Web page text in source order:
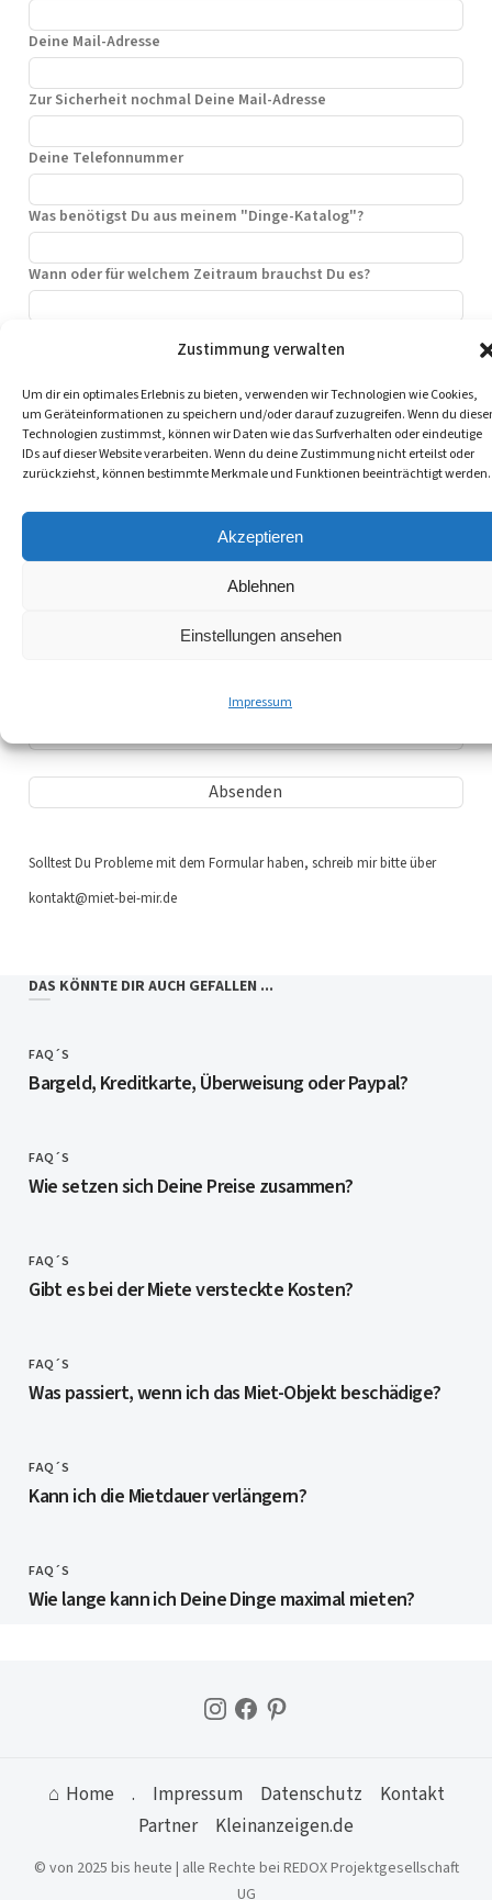
Zustimmung verwalten
Um dir ein optimales Erlebnis zu bieten, verwenden wir Technologien wie Cookies,
um Geräteinformationen zu speichern und/oder darauf zuzugreifen. Wenn du
Technologien zustimmst, können wir Daten wie das Surfverhalten oder eindeutige
IDs auf dieser Website verarbeiten. Wenn du deine Zustimmung nicht erteilst oder
zurückziehst, können bestimmte Merkmale und Funktionen beeinträchtigt werden.
Akzeptieren
Ablehnen
Einstellungen ansehen
Impressum
Deine Mail-Adresse
Zur Sicherheit nochmal Deine Mail-Adresse
Deine Telefonnummer
Was benötigst Du aus meinem "Dinge-Katalog"?
Wann oder für welchem Zeitraum brauchst Du es?
WICHTIG! Für jeden Zahlungsverkehr nutze ich zu Deiner und
, keine Überweisung. Ausschließlich Paypal.
Sicherheitstest: Was ist 3 + 4?
Solltest Du Probleme mit dem Formular haben, schreib mir bitte über
kontakt@miet-bei-mir.de
i
v
:
DAS KÖNNTE DIR AUCH GEFALLEN ...
CATEGORY
FAQ´S
Bargeld, Kreditkarte, Überweisung oder Paypal?
CATEGORY
FAQ´S
Wie setzen sich Deine Preise zusammen?
CATEGORY
FAQ´S
Gibt es bei der Miete versteckte Kosten?
CATEGORY
FAQ´S
Was passiert, wenn ich das Miet-Objekt beschädige?
CATEGORY
FAQ´S
Kann ich die Mietdauer verlängern?
CATEGORY
FAQ´S
Wie lange kann ich Deine Dinge maximal mieten?
⌂ Home . Impressum Datenschutz
Kontakt
Partner
Kleinanzeigen.de
© von 2025 bis heute | alle Rechte bei REDOX Projektgesellschaft
UG